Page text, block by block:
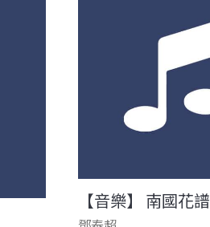
【音樂】 南國花譜